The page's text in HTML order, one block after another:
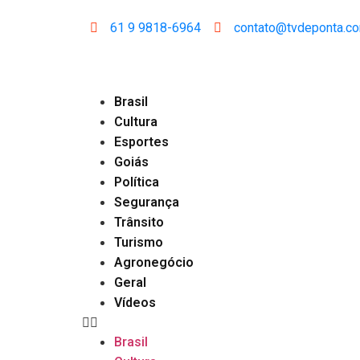
61 9 9818-6964
Brasil
Cultura
Esportes
Goiás
Política
Segurança
Trânsito
Turismo
Agronegócio
Geral
Vídeos
Brasil